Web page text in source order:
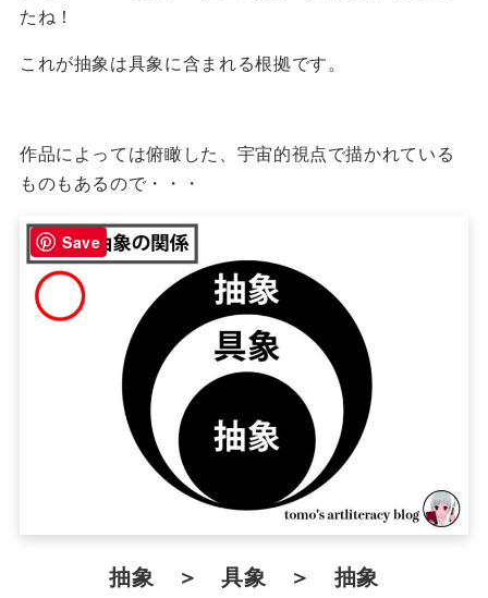
たね！
これが抽象は具象に含まれる根拠です。
作品によっては俯瞰した、宇宙的視点で描かれている
ものもあるので・・・
抽象 ＞ 具象 ＞ 抽象
Save